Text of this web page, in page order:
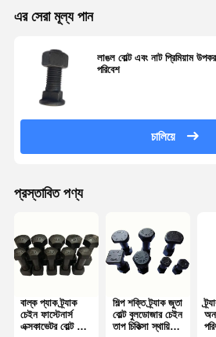
এর সেরা মূল্য পান
লাঙল বোল্ট এবং নাট প্রিমিয়াম
পরিবেশ
চালিয়ে
প্রস্তাবিত পণ্য
বাল্ক প্যাক ট্র্যাক
চেইন ফাস্টেনার্স
এক্সকাভেটর বোল্ট নাট
শিল্প শক্তি ট্র্যাক জুতা
বোল্ট বুলডোজার চেইন
তাপ চিকিত্সা স্থায়িত্ব